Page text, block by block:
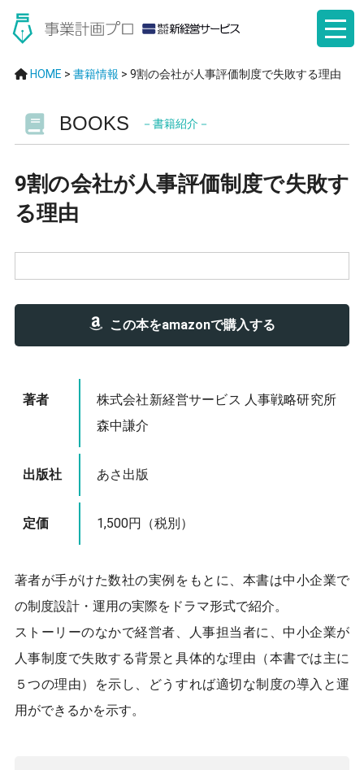
HOME > 書籍情報 > 9割の会社が人事評価制度で失敗する理由
BOOKS －書籍紹介－
9割の会社が人事評価制度で失敗す
る理由
この本をamazonで購入する
著者
株式会社新経営サービス 人事戦略研究所
森中謙介
出版社 あさ出版
定価 1,500円（税別）
著者が手がけた数社の実例をもとに、本書は中小企業で
の制度設計・運用の実際をドラマ形式で紹介。
ストーリーのなかで経営者、人事担当者に、中小企業が
人事制度で失敗する背景と具体的な理由（本書では主に
５つの理由）を示し、どうすれば適切な制度の導入と運
用ができるかを示す。